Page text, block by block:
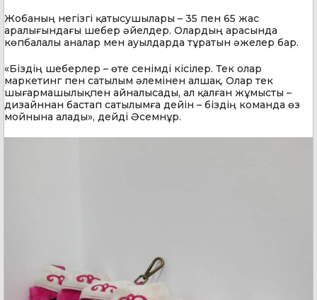
Жобаның негізгі қатысушылары – 35 пен 65 жас
аралығындағы шебер әйелдер. Олардың арасында
көпбалалы аналар мен ауылдарда тұратын әжелер бар.
«Біздің шеберлер – өте сенімді кісілер. Тек олар
маркетинг пен сатылым әлемінен алшақ. Олар тек
шығармашылықпен айналысады, ал қалған жұмысты –
дизайннан бастап сатылымға дейін – біздің команда өз
мойнына алады», дейді Әсемнұр.